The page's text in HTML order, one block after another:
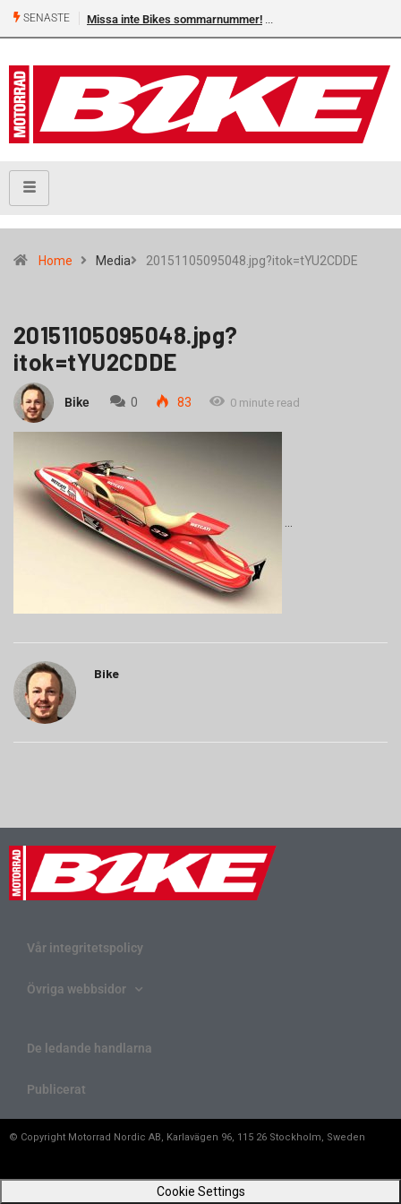
SENASTE Missa inte Bikes sommarnummer!
Home Media 20151105095048.jpg?itok=tYU2CDDE
20151105095048.jpg?
itok=tYU2CDDE
Bike 0 83 0 minute read
Bike
Vår integritetspolicy
Övriga webbsidor
De ledande handlarna
Publicerat
© Copyright Motorrad Nordic AB, Karlavägen 96, 115 26 Stockholm, Sweden
Cookie Settings